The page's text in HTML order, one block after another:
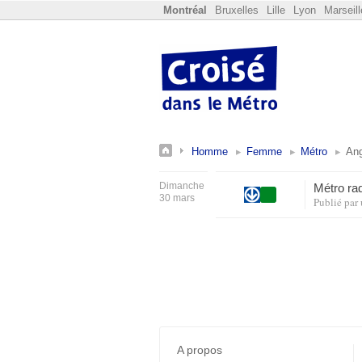
Montréal Bruxelles Lille Lyon
Homme Femme Métro
Dimanche
30 mars
Métro
Publié par
A propos